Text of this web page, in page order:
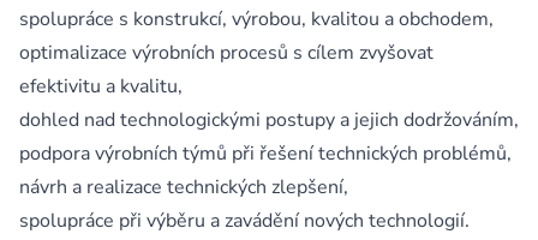
spolupráce s konstrukcí, výrobou, kvalitou a obchodem,
optimalizace výrobních procesů s cílem zvyšovat
efektivitu a kvalitu,
dohled nad technologickými postupy a jejich dodržováním,
podpora výrobních týmů při řešení technických problémů,
návrh a realizace technických zlepšení,
spolupráce při výběru a zavádění nových technologií.